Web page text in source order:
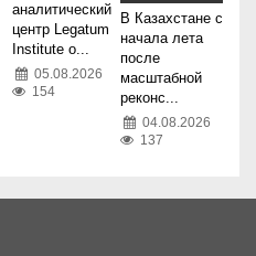
аналитический
центр Legatum
Institute о...
05.08.2026
154
В Казахстане с
начала лета
после
масштабной
реконс...
04.08.2026
137